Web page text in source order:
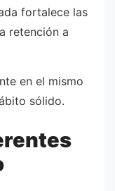
fortalece las
retención a
en el mismo
sólido.